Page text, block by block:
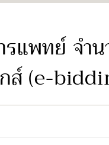
แพทย์ จำ
ส์ (e-